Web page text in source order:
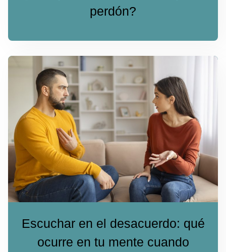
perdón?
Escuchar en el desacuerdo: qué
ocurre en tu mente cuando